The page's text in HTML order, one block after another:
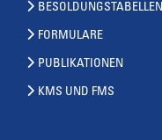
BESOLDUNGSTABELLEN
FORMULARE
PUBLIKATIONEN
KMS UND FMS